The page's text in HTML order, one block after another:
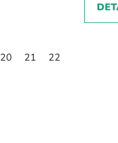
20 21 22